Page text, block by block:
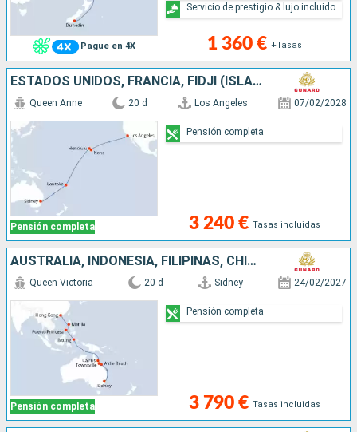
Pague en 4X 1 360 € +Tasas
Servicio de prestigio & lujo incluido
ESTADOS UNIDOS, FRANCIA, FIDJI (ISLAS), AUSTRALIA
Pensión completa
Queen Anne 20 d Los Angeles 07/02/2028
3 240 € Tasas incluidas
Pensión completa
AUSTRALIA, INDONESIA, FILIPINAS, CHINA
Pensión completa
Queen Victoria 20 d Sidney 24/02/2027
3 790 € Tasas incluidas
Pensión completa